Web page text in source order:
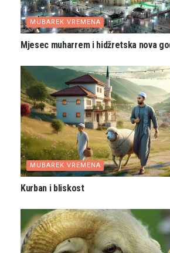
MUBAREK VREMENA
Mjesec muharrem i hidžretska nova
MUBAREK VREMENA
Kurban i bliskost